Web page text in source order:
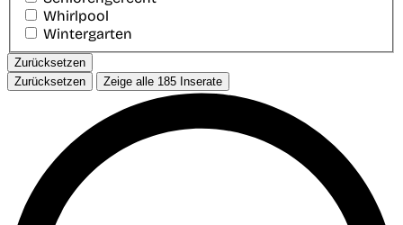
Whirlpool
Wintergarten
Zurücksetzen
Zurücksetzen
Zeige alle 185 Inserate